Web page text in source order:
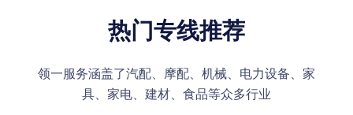
热门专线推荐
领一服务涵盖了汽配、摩配、机械、电力设备、家
具、家电、建材、食品等众多行业